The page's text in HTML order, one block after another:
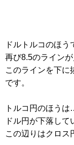
ドルトルコのほ
再び8.5のラインが
このラインを下に
です。
トルコ円のほうは
ドル円が下落して
この辺りはクロス